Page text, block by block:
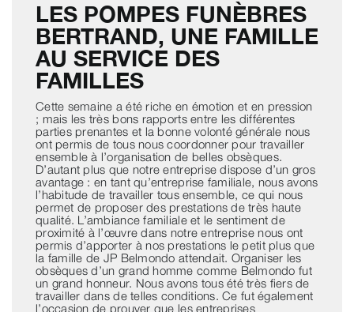
LES POMPES FUNÈBRES
BERTRAND, UNE FAMILLE
AU SERVICE DES
FAMILLES
Cette semaine a été riche en émotion et en pression
; mais les très bons rapports entre les différentes
parties prenantes et la bonne volonté générale nous
ont permis de tous nous coordonner pour travailler
ensemble à l’organisation de belles obsèques.
D’autant plus que notre entreprise dispose d’un gros
avantage : en tant qu’entreprise familiale, nous avons
l’habitude de travailler tous ensemble, ce qui nous
permet de proposer des prestations de très haute
qualité. L’ambiance familiale et le sentiment de
proximité à l’œuvre dans notre entreprise nous ont
permis d’apporter à nos prestations le petit plus que
la famille de JP Belmondo attendait. Organiser les
obsèques d’un grand homme comme Belmondo fut
un grand honneur. Nous avons tous été très fiers de
travailler dans de telles conditions. Ce fut également
l’occasion de prouver que les entreprises